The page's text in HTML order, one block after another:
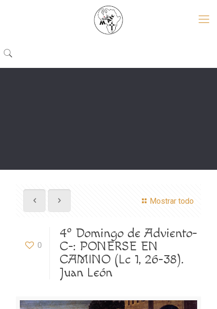
Mostrar todo
0
4º Domingo de Adviento-
C-: PONERSE EN
CAMINO (Lc 1, 26-38).
Juan León